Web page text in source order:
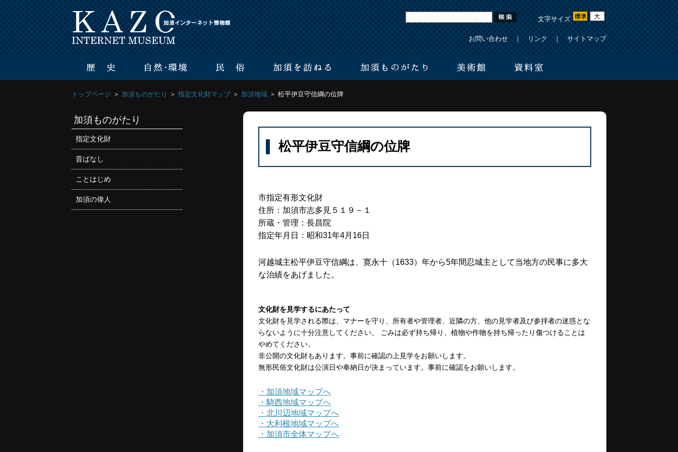
文字サイズ
お問い合わせ｜リンク｜サイトマップ
トップページ ＞ 加須ものがたり ＞ 指定文化財マップ＞ 加須地域 ＞ 松平伊豆守信綱の位牌
加須ものがたり
指定文化財
昔ばなし
ことはじめ
加須の偉人
松平伊豆守信綱の位牌
市指定有形文化財
住所：加須市志多見５１９－１
所蔵・管理：長昌院
指定年月日：昭和31年4月16日
河越城主松平伊豆守信綱は、寛永十（1633）年から5年間忍城主として当地方の民事に多大
な治績をあげました。
文化財を見学するにあたって
文化財を見学される際は、マナーを守り、所有者や管理者、近隣の方、他の見学者及び参拝者の迷惑とな
らないように十分注意してください。 ごみは必ず持ち帰り、植物や作物を持ち帰ったり傷つけることは
やめてください。
非公開の文化財もあります。事前に確認の上見学をお願いします。
無形民俗文化財は公演日や奉納日が決まっています。事前に確認をお願いします。
・加須地域マップへ
・騎西地域マップへ
・北川辺地域マップへ
・大利根地域マップへ
・加須市全体マップへ